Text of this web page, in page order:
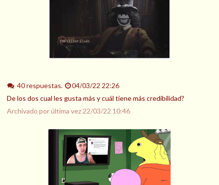
40 respuestas.
04/03/22 22:26
De los dos cual les gusta más y cuál tiene más credibilidad?
Archivado por última vez 22/03/22 10:46